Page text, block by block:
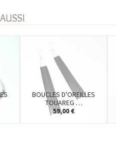
BOUCLES D'OREILLES
TOUAREG …
59,00 €